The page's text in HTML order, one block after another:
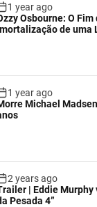
1 year ago
Osbourne: O Fim
de uma
1 year ago
Michael
2 years ago
| Eddie Murphy
Pesada 4”